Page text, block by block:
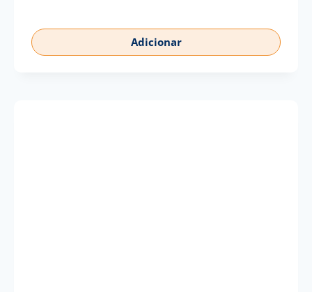
Adicionar